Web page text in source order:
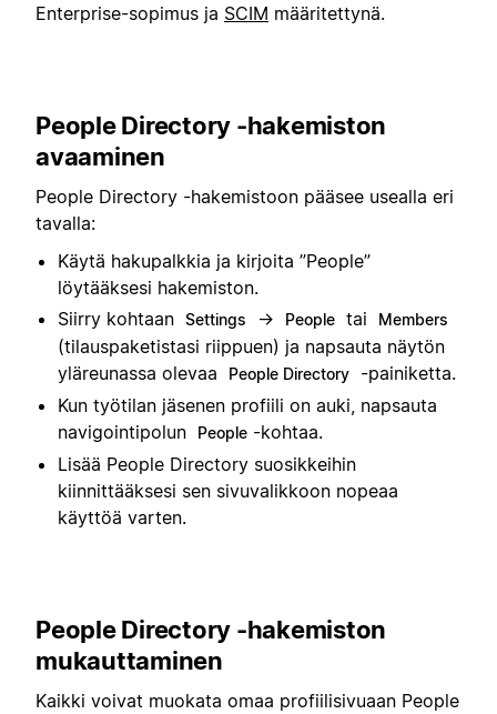
Enterprise-sopimus ja SCIM määritettynä.
People Directory -hakemiston
avaaminen
People Directory -hakemistoon pääsee usealla eri
tavalla:
Käytä hakupalkkia ja kirjoita ”People”
löytääksesi hakemiston.
Siirry kohtaan Settings → People tai Members
(tilauspaketistasi riippuen) ja napsauta näytön
yläreunassa olevaa
People Directory
-painiketta.
Kun työtilan jäsenen profiili on auki, napsauta
navigointipolun
People -kohtaa.
Lisää People Directory suosikkeihin
kiinnittääksesi sen sivuvalikkoon nopeaa
käyttöä varten.
People Directory -hakemiston
mukauttaminen
Kaikki voivat muokata omaa profiilisivuaan People